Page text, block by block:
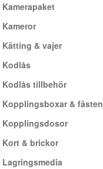
Kamerapaket
Kameror
Kätting & vajer
Kodlås
Kodlås tillbehör
Kopplingsboxar & fästen
Kopplingsdosor
Kort & brickor
Lagringsmedia